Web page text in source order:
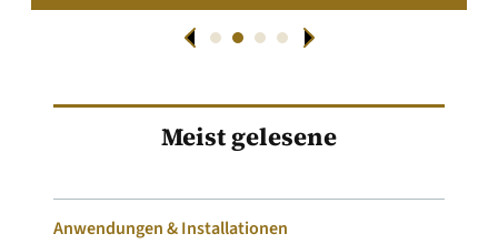
Meist gelesene
Anwendungen & Installationen